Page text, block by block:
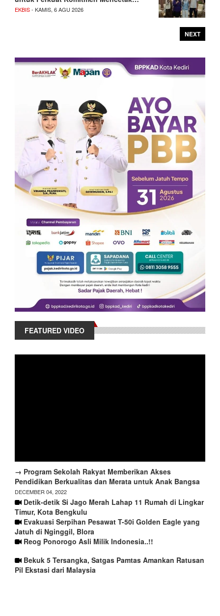
EKBIS- KAMIS, 6 AGU 2026
NEXT
FEATURED VIDEO
→ Program Sekolah Rakyat Memberikan Akses
Pendidikan Berkualitas dan Merata untuk Anak Bangsa
DECEMBER 04, 2022
Detik-detik Si Jago Merah Lahap 11 Rumah di Lingkar
Timur, Kota Bengkulu
Evakuasi Serpihan Pesawat T-50i Golden Eagle yang
Jatuh di Nginggil, Blora
Reog Ponorogo Asli Milik Indonesia..!!
Bekuk 5 Tersangka, Satgas Pamtas Amankan Ratusan
Pil Ekstasi dari Malaysia